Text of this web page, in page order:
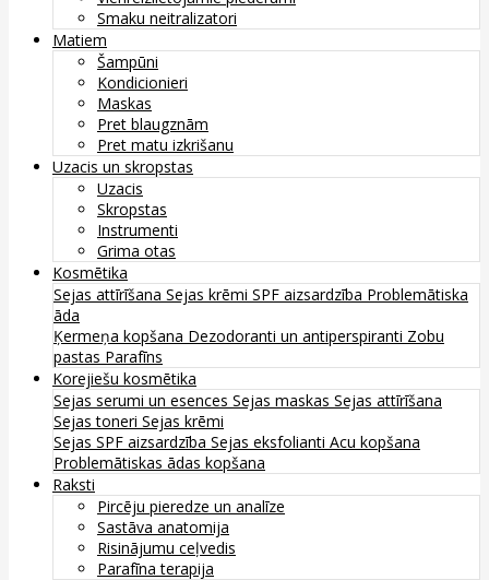
Smaku neitralizatori
Matiem
Šampūni
Kondicionieri
Maskas
Pret blaugznām
Pret matu izkrišanu
Uzacis un skropstas
Uzacis
Skropstas
Instrumenti
Grima otas
Kosmētika
Sejas attīrīšana Sejas krēmi SPF aizsardzība Problemātiska
āda
Ķermeņa kopšana Dezodoranti un antiperspiranti Zobu
pastas Parafīns
Korejiešu kosmētika
Sejas serumi un esences Sejas maskas Sejas attīrīšana
Sejas toneri Sejas krēmi
Sejas SPF aizsardzība Sejas eksfolianti Acu kopšana
Problemātiskas ādas kopšana
Raksti
Pircēju pieredze un analīze
Sastāva anatomija
Risinājumu ceļvedis
Parafīna terapija